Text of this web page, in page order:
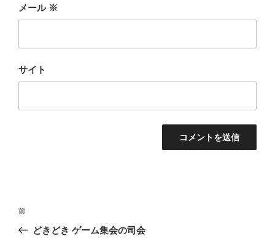
メール ※
サイト
投
前
の
前
どきどき ゲーム集会の司会